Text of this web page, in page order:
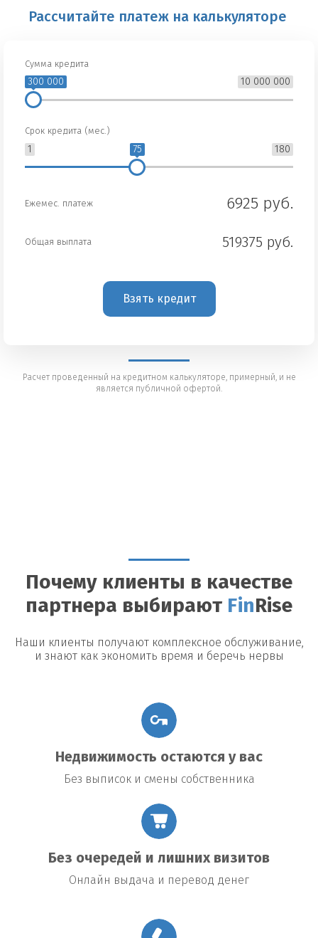
Рассчитайте платеж на калькуляторе
Сумма кредита
10 000 000
300 000
Срок кредита (мес.)
1 180
75
Ежемес. платеж 6925 руб.
Общая выплата 519375 руб.
Взять кредит
Расчет проведенный на кредитном калькуляторе, примерный, и не
является публичной офертой.
Почему клиенты в качестве
партнера выбирают Fin Rise
Наши клиенты получают комплексное обслуживание,
и знают как экономить время и беречь нервы
Недвижимость остаются у вас
Без выписок и смены собственника
Без очередей и лишних визитов
Онлайн выдача и перевод денег